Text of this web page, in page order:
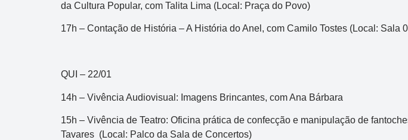
da Cultura Popular, com Talita Lima (Local: Praça do Povo)
17h – Contação de História – A História do Anel, com Camilo Tostes (Local: Sala
QUI – 22/01
14h – Vivência Audiovisual: Imagens Brincantes, com Ana Bárbara
15h – Vivência de Teatro: Oficina prática de confecção e manipulação de
Tavares (Local: Palco da Sala de Concertos)